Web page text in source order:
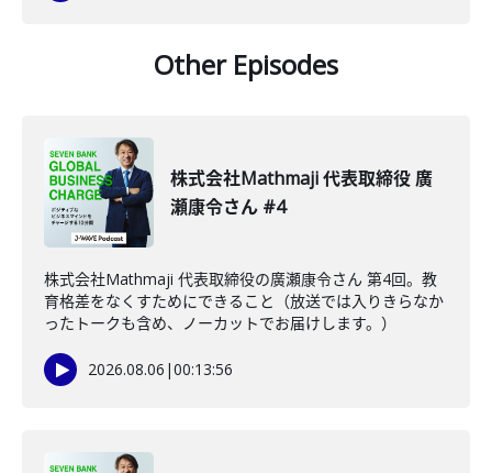
Other Episodes
株式会社Mathmaji 代表取締役 廣
瀬康令さん #4
株式会社Mathmaji 代表取締役の廣瀬康令さん 第4回。教
育格差をなくすためにできること（放送では入りきらなか
ったトークも含め、ノーカットでお届けします。）
2026.08.06 |00:13:56